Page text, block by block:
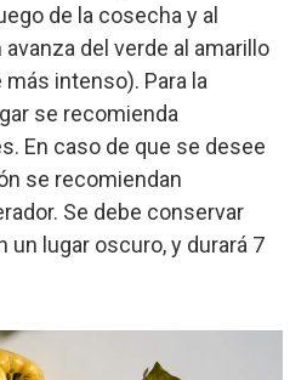
de la cosecha y al
del verde al amarillo
intenso). Para la
se recomienda
En caso de que se desee
se recomiendan
Se debe conservar
un lugar oscuro, y durará 7